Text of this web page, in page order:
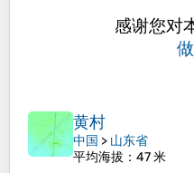
感谢您对
黄村
中国 > 山东省
平均海拔 ：47 米